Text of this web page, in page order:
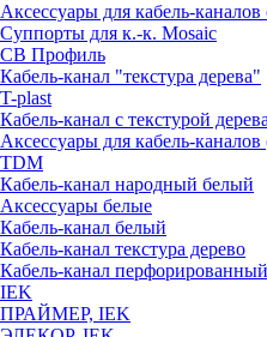
Аксессуары для кабель-
Суппорты для к.-к. Mosaic
СВ Профиль
Кабель-канал "текстура дерева"
T-plast
Кабель-канал с текстурой дерева
Аксессуары для кабель-
TDM
Кабель-канал народный белый
Аксессуары белые
Кабель-канал белый
Кабель-канал текстура дерево
Кабель-канал перфорированный
IEK
ПРАЙМЕР, IEK